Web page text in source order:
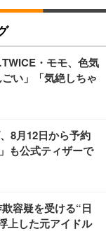
・モモ、色気
い」「気絶しちゃ
8月12日から予約
も公式ティザーで
容疑を受ける“日
上した元アイドル